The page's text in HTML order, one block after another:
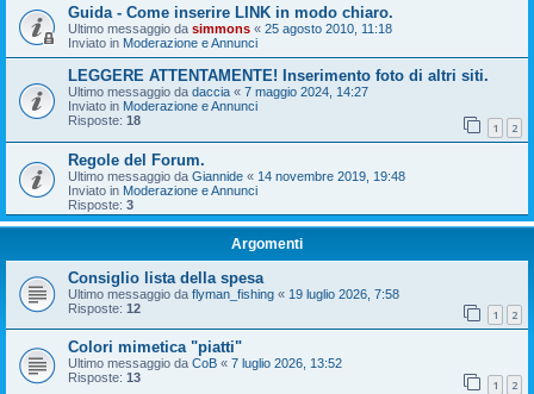
Guida - Come inserire LINK in modo chiaro.
Ultimo messaggio da simmons « 25 agosto 2010, 11:18
Inviato in Moderazione e Annunci
LEGGERE ATTENTAMENTE! Inserimento foto di altri siti.
Ultimo messaggio da daccia « 7 maggio 2024, 14:27
Inviato in Moderazione e Annunci
Risposte: 18 1 2
Regole del Forum.
Ultimo messaggio da Giannide « 14 novembre 2019, 19:48
Inviato in Moderazione e Annunci
Risposte: 3
Argomenti
Consiglio lista della spesa
Ultimo messaggio da flyman_fishing « 19 luglio 2026, 7:58
Risposte: 12 1 2
Colori mimetica "piatti"
Ultimo messaggio da CoB « 7 luglio 2026, 13:52
Risposte: 13 1 2